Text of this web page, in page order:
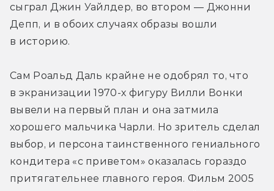
сыграл Джин Уайлдер, во втором — Джонни
Депп, и в обоих случаях образы вошли
в историю.
Сам Роальд Даль крайне не одобрял то, что
в экранизации 1970-х фигуру Вилли Вонки
вывели на первый план и она затмила
хорошего мальчика Чарли. Но зритель сделал
выбор, и персона таинственного гениального
кондитера «с приветом» оказалась гораздо
притягательнее главного героя. Фильм 2005